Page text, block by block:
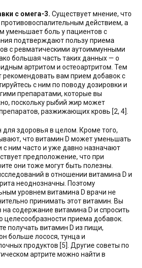
с омега-3. Существует мнение, что
действием, а
уменьшает боль у пациентов с
подтверждают пользу приема
с ревматическими аутоиммунными
большая часть таких данных — о
артритом и остеоартритом. Тем
вам прием добавок с
с ним по поводу дозировки и
препаратами, которые вы
поскольку рыбий жир может
разжижающих кровь [2, 4].
здоровья в целом. Кроме того,
что витамин D может уменьшать
с ним часто и уже давно назначают
предположение, что при
они тоже могут быть полезны.
в отношении витамина D и
неоднозначны. Поэтому
уровнем витамина D врачи не
принимать этот витамин. Вы
содержание витамина D и спросить
целесообразности приема добавок.
получать витамин D из пищи,
больше лосося, тунца и
продуктов [5]. Другие советы по
артрите можно найти в